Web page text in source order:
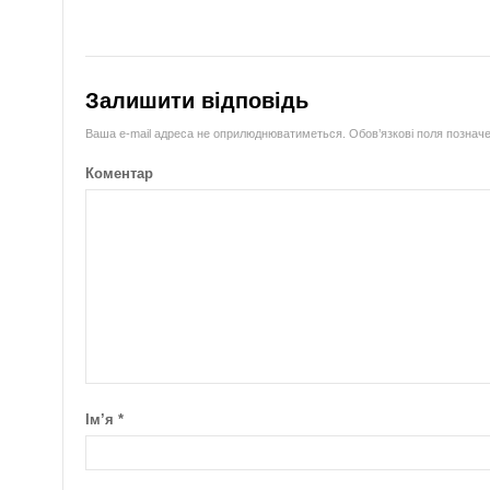
Залишити відповідь
Ваша e-mail адреса не оприлюднюватиметься. Обов’язкові поля
Коментар
Ім’я *